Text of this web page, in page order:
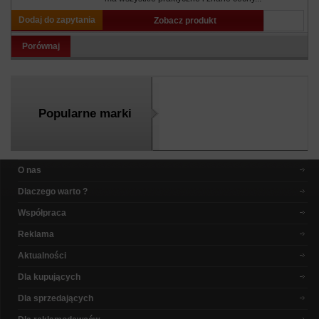
Dodaj do zapytania Zobacz produkt
Porównaj
Popularne marki
O nas
Dlaczego warto ?
Współpraca
Reklama
Aktualności
Dla kupujących
Dla sprzedających